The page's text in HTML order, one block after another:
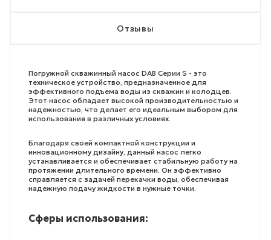
Отзывы
Погружной скважинный насос DAB Серии S - это
техническое устройство, предназначенное для
эффективного подъема воды из скважин и колодцев.
Этот насос обладает высокой производительностью и
надежностью, что делает его идеальным выбором для
использования в различных условиях.
Благодаря своей компактной конструкции и
инновационному дизайну, данный насос легко
устанавливается и обеспечивает стабильную работу на
протяжении длительного времени. Он эффективно
справляется с задачей перекачки воды, обеспечивая
надежную подачу жидкости в нужные точки.
Сферы использования: